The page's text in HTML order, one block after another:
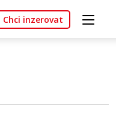
Chci inzerovat